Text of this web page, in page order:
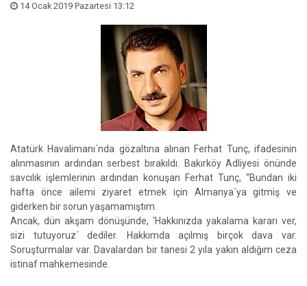
14 Ocak 2019 Pazartesi 13:12
Atatürk Havalimanı´nda gözaltına alınan Ferhat Tunç, ifadesinin
alınmasının ardından serbest bırakıldı. Bakırköy Adliyesi önünde
savcılık işlemlerinin ardından konuşan Ferhat Tunç, “Bundan iki
hafta önce ailemi ziyaret etmek için Almanya´ya gitmiş ve
giderken bir sorun yaşamamıştım.
Ancak, dün akşam dönüşünde, ‘Hakkınızda yakalama kararı ver,
sizi tutuyoruz´ dediler. Hakkımda açılmış birçok dava var.
Soruşturmalar var. Davalardan bir tanesi 2 yıla yakın aldığım ceza
istinaf mahkemesinde.